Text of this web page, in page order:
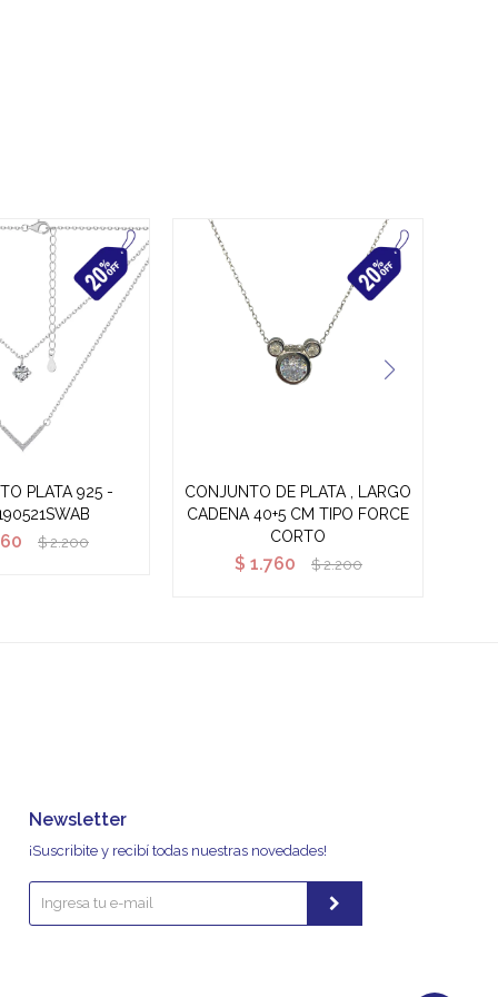
PLATA 925 -
$ 2.200
CONJUNTO DE PLATA , LARGO
CADENA 40+5 CM TIPO FORCE
CORTO
$ 1.760 $ 2.200
Newsletter
¡Suscribite y recibí todas nuestras novedades!